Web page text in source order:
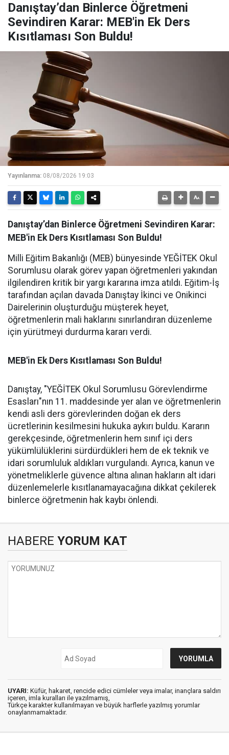
Danıştay’dan Binlerce Öğretmeni
Sevindiren Karar: MEB'in Ek Ders
Kısıtlaması Son Buldu!
Yayınlanma: 08/08/2026 19:03
Danıştay’dan Binlerce Öğretmeni Sevindiren Karar:
MEB'in Ek Ders Kısıtlaması Son Buldu!
Milli Eğitim Bakanlığı (MEB) bünyesinde YEĞİTEK Okul
Sorumlusu olarak görev yapan öğretmenleri yakından
ilgilendiren kritik bir yargı kararına imza atıldı. Eğitim-İş
tarafından açılan davada Danıştay İkinci ve Onikinci
Dairelerinin oluşturduğu müşterek heyet,
öğretmenlerin mali haklarını sınırlandıran düzenleme
için yürütmeyi durdurma kararı verdi.
MEB'in Ek Ders Kısıtlaması Son Buldu!
Danıştay, "YEĞİTEK Okul Sorumlusu Görevlendirme
Esasları"nın 11. maddesinde yer alan ve öğretmenlerin
kendi asli ders görevlerinden doğan ek ders
ücretlerinin kesilmesini hukuka aykırı buldu. Kararın
gerekçesinde, öğretmenlerin hem sınıf içi ders
yükümlülüklerini sürdürdükleri hem de ek teknik ve
idari sorumluluk aldıkları vurgulandı. Ayrıca, kanun ve
yönetmeliklerle güvence altına alınan hakların alt idari
düzenlemelerle kısıtlanamayacağına dikkat çekilerek
binlerce öğretmenin hak kaybı önlendi.
HABERE YORUM KAT
UYARI: Küfür, hakaret, rencide edici cümleler veya imalar, inançlara saldırı
içeren, imla kuralları ile yazılmamış,
Türkçe karakter kullanılmayan ve büyük harflerle yazılmış yorumlar
onaylanmamaktadır.